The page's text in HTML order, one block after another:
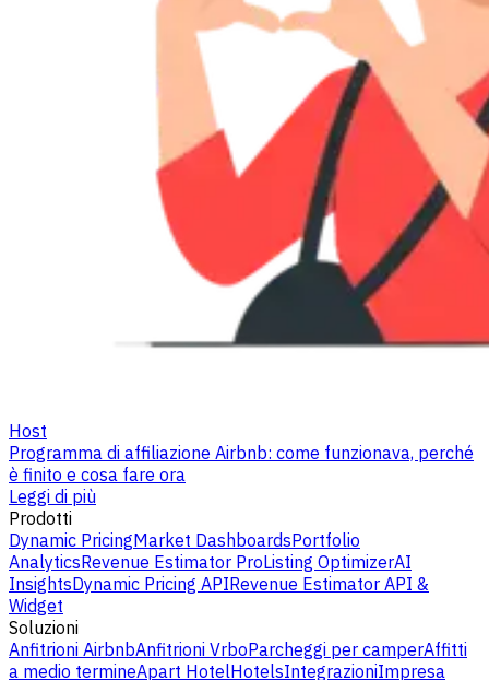
Host
Programma di affiliazione Airbnb: come funzionava, perché
è finito e cosa fare ora
Leggi di più
Prodotti
Dynamic PricingMarket DashboardsPortfolio
AnalyticsRevenue Estimator ProListing OptimizerAI
InsightsDynamic Pricing APIRevenue Estimator API &
Widget
Soluzioni
Anfitrioni AirbnbAnfitrioni VrboParcheggi per camperAffitti
a medio termineApart HotelHotelsIntegrazioniImpresa